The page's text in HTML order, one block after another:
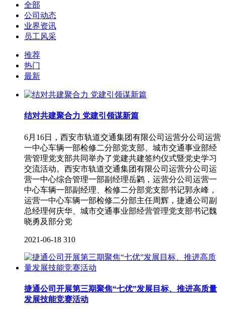
全部
公司动态
业界资讯
员工风采
推荐
热门
最新
结对共建聚合力 党建引领谋新篇
6月16日，西安市轨道交通集团有限公司运营分公司运营
一中心车辆一部检修二分部党支部、城市交通事业部经
营管理党支部共同举办了党建共建签约仪式暨党史学习
交流活动。西安市轨道交通集团有限公司运营分公司运
营一中心综合管理一部副经理岳鹲，运营分公司运营一
中心车辆一部副经理、检修二分部党支部书记郭永峰，
运营一中心车辆一部检修二分部主任周辉，捷通公司副
总经理何庆华、城市交通事业部经营管理党支部书记魏
晓勇及部分党
2021-06-18 310
捷通公司开展第三期聚焦“七优”发展目标、推进高质量
发展技能竞赛活动